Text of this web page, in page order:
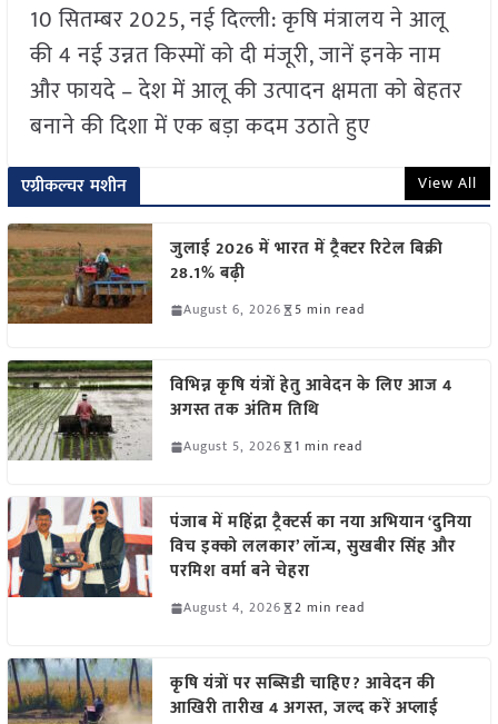
10 सितम्बर 2025, नई दिल्ली: कृषि मंत्रालय ने आलू
की 4 नई उन्नत किस्मों को दी मंजूरी, जानें इनके नाम
और फायदे – देश में आलू की उत्पादन क्षमता को बेहतर
बनाने की दिशा में एक बड़ा कदम उठाते हुए
एग्रीकल्चर मशीन View All
जुलाई 2026 में भारत में ट्रैक्टर रिटेल बिक्री
28.1% बढ़ी
August 6, 2026 5 min read
विभिन्न कृषि यंत्रों हेतु आवेदन के लिए आज 4
अगस्त तक अंतिम तिथि
August 5, 2026 1 min read
पंजाब में महिंद्रा ट्रैक्टर्स का नया अभियान ‘दुनिया
विच इक्को ललकार’ लॉन्च, सुखबीर सिंह और
परमिश वर्मा बने चेहरा
August 4, 2026 2 min read
कृषि यंत्रों पर सब्सिडी चाहिए? आवेदन की
आखिरी तारीख 4 अगस्त, जल्द करें अप्लाई